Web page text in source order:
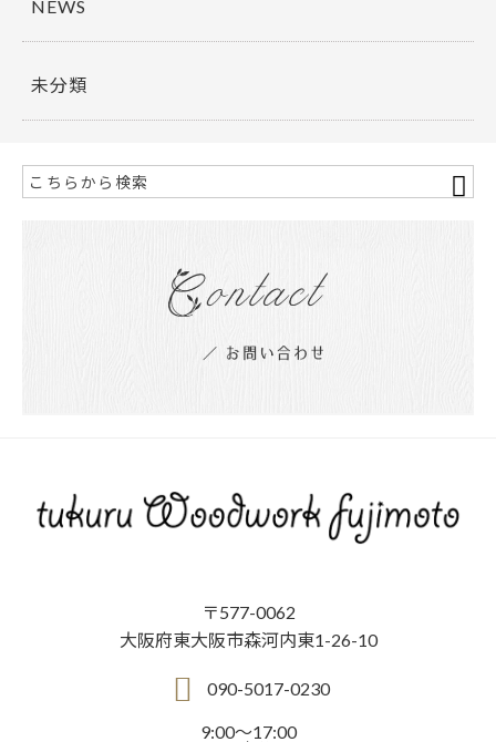
NEWS
未分類
〒577-0062
大阪府東大阪市森河内東1-26-10
090-5017-0230
9:00～17:00